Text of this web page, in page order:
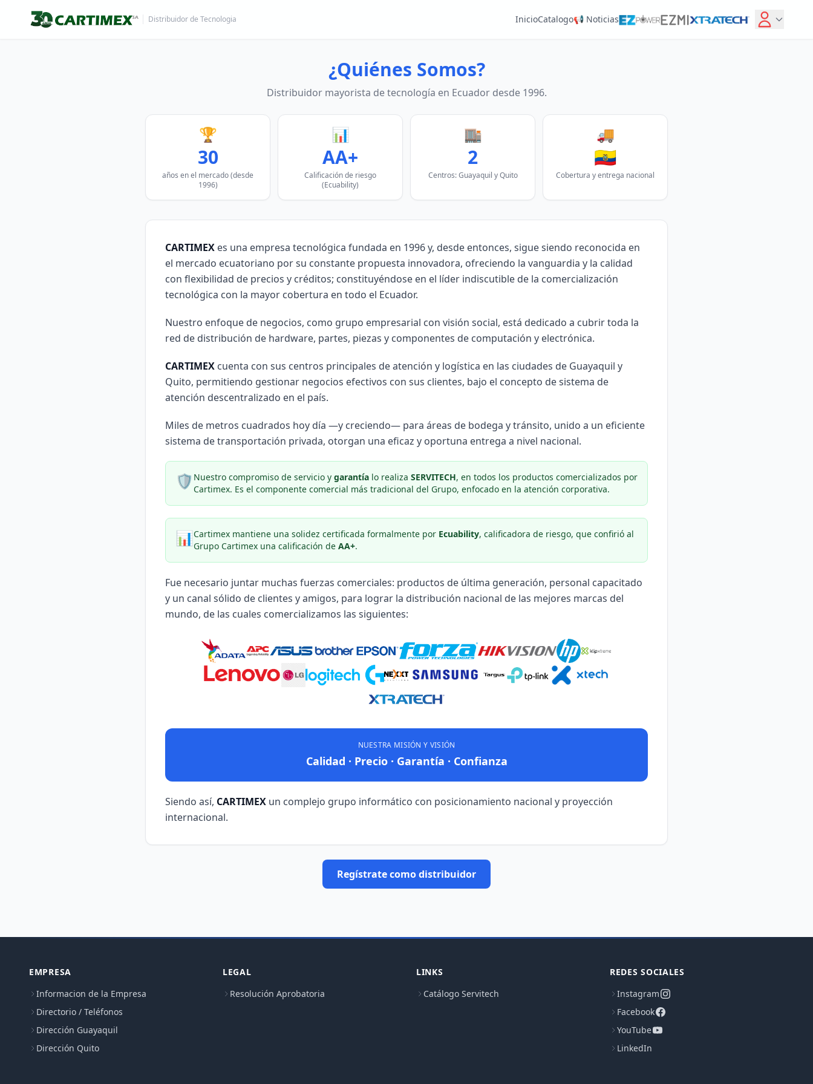
Distribuidor de Tecnologia InicioCatalogo📢 Noticias
¿Quiénes Somos?
Distribuidor mayorista de tecnología en Ecuador desde 1996.
🏆
30
años en el mercado (desde
1996)
📊
AA+
Calificación de riesgo
(Ecuability)
🏬
2
Centros: Guayaquil y Quito
🚚
🇪🇨
Cobertura y entrega nacional
CARTIMEX es una empresa tecnológica fundada en 1996 y, desde entonces, sigue siendo reconocida en
el mercado ecuatoriano por su constante propuesta innovadora, ofreciendo la vanguardia y la calidad
con flexibilidad de precios y créditos; constituyéndose en el líder indiscutible de la comercialización
tecnológica con la mayor cobertura en todo el Ecuador.
Nuestro enfoque de negocios, como grupo empresarial con visión social, está dedicado a cubrir toda la
red de distribución de hardware, partes, piezas y componentes de computación y electrónica.
CARTIMEX cuenta con sus centros principales de atención y logística en las ciudades de Guayaquil y
Quito, permitiendo gestionar negocios efectivos con sus clientes, bajo el concepto de sistema de
atención descentralizado en el país.
Miles de metros cuadrados hoy día —y creciendo— para áreas de bodega y tránsito, unido a un eficiente
sistema de transportación privada, otorgan una eficaz y oportuna entrega a nivel nacional.
🛡️ Nuestro compromiso de servicio y garantía lo realiza SERVITECH, en todos los productos comercializados por
Cartimex. Es el componente comercial más tradicional del Grupo, enfocado en la atención corporativa.
📊Cartimex mantiene una solidez certificada formalmente por Ecuability, calificadora de riesgo, que confirió al
Grupo Cartimex una calificación de AA+.
Fue necesario juntar muchas fuerzas comerciales: productos de última generación, personal capacitado
y un canal sólido de clientes y amigos, para lograr la distribución nacional de las mejores marcas del
mundo, de las cuales comercializamos las siguientes:
NUESTRA MISIÓN Y VISIÓN
Calidad · Precio · Garantía · Confianza
Siendo así, CARTIMEX un complejo grupo informático con posicionamiento nacional y proyección
internacional.
Regístrate como distribuidor
EMPRESA
Informacion de la Empresa
Directorio / Teléfonos
Dirección Guayaquil
Dirección Quito
LEGAL
Resolución Aprobatoria
LINKS
Catálogo Servitech
REDES SOCIALES
Instagram
Facebook
YouTube
LinkedIn